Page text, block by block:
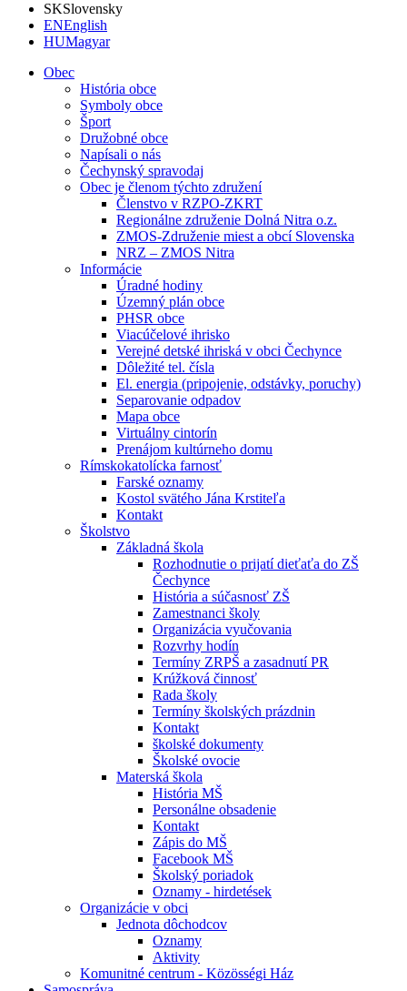
SKSlovensky
ENEnglish
HUMagyar
Obec
História obce
Symboly obce
Šport
Družobné obce
Napísali o nás
Čechynský spravodaj
Obec je členom týchto združení
Členstvo v RZPO-ZKRT
Regionálne združenie Dolná Nitra o.z.
ZMOS-Združenie miest a obcí Slovenska
NRZ – ZMOS Nitra
Informácie
Úradné hodiny
Územný plán obce
PHSR obce
Viacúčelové ihrisko
Verejné detské ihriská v obci Čechynce
Dôležité tel. čísla
El. energia (pripojenie, odstávky, poruchy)
Separovanie odpadov
Mapa obce
Virtuálny cintorín
Prenájom kultúrneho domu
Rímskokatolícka farnosť
Farské oznamy
Kostol svätého Jána Krstiteľa
Kontakt
Školstvo
Základná škola
Rozhodnutie o prijatí dieťaťa do ZŠ
Čechynce
História a súčasnosť ZŠ
Zamestnanci školy
Organizácia vyučovania
Rozvrhy hodín
Termíny ZRPŠ a zasadnutí PR
Krúžková činnosť
Rada školy
Termíny školských prázdnin
Kontakt
školské dokumenty
Školské ovocie
Materská škola
História MŠ
Personálne obsadenie
Kontakt
Zápis do MŠ
Facebook MŠ
Školský poriadok
Oznamy - hirdetések
Organizácie v obci
Jednota dôchodcov
Oznamy
Aktivity
Komunitné centrum - Közösségi Ház